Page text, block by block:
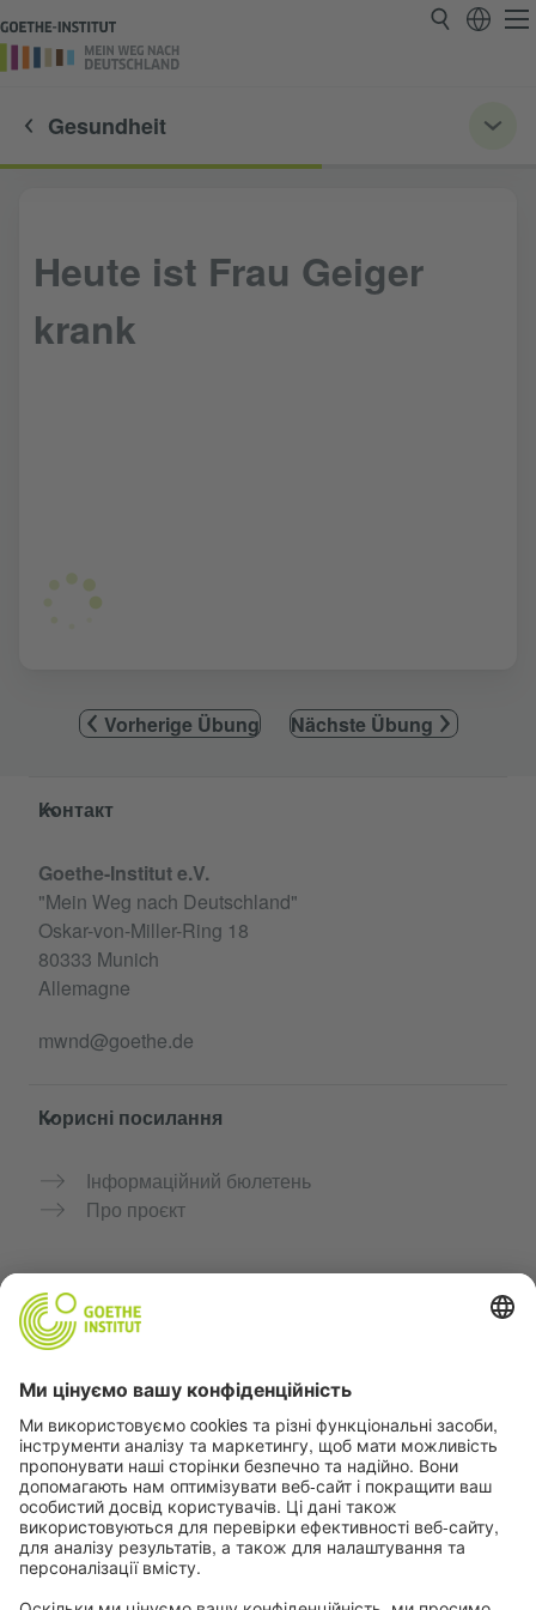
Gesundheit
Heute ist Frau Geiger
krank
Vorherige Übung Nächste Übung
Service- und Informationsbereich
Контакт
Goethe-Institut e.V.
"Mein Weg nach Deutschland"
Oskar-von-Miller-Ring 18
80333 Munich
Allemagne
mwnd@goethe.de
Корисні посилання
Інформаційний бюлетень
Про проєкт
Додаткові вебсайти
Community “Deutsch für dich”
Практикуйте німецьку безкоштовно
Курси німецької мови Goethe-Institut
Портал для вчителів «Deutschstunde»
Конфіденційність і доступність